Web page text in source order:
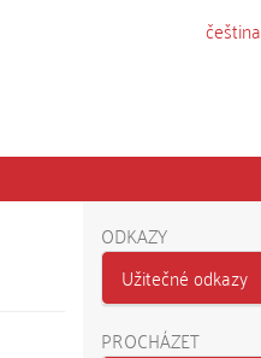
čeština
ODKAZY
Užitečné odkazy
PROCHÁZET